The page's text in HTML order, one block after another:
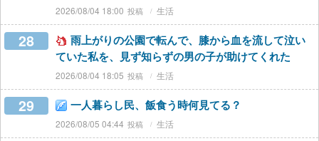
2026/08/04 18:00 生活
28
雨上がりの公園で転んで、膝から血を流して泣い
ていた私を、見ず知らずの男の子が助けてくれた
2026/08/04 18:05 生活
29 一人暮らし民、飯食う時何見てる？
2026/08/05 04:44 生活